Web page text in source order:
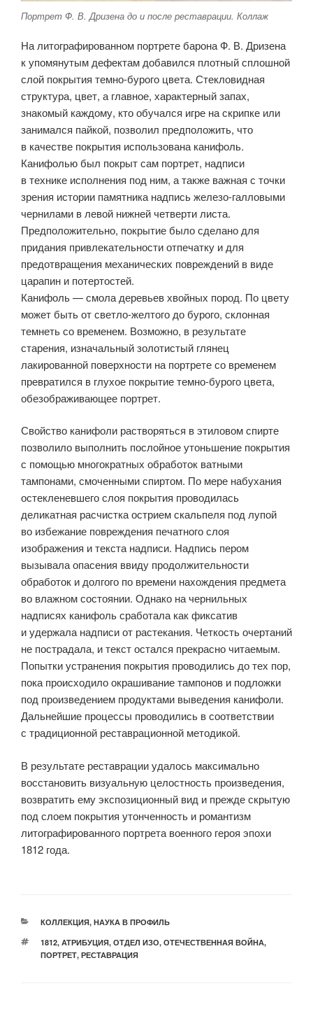
Портрет Ф. В. Дризена до и после реставрации. Коллаж
На литографированном портрете барона Ф. В. Дризена
к упомянутым дефектам добавился плотный сплошной
слой покрытия темно-бурого цвета. Стекловидная
структура, цвет, а главное, характерный запах,
знакомый каждому, кто обучался игре на скрипке или
занимался пайкой, позволил предположить, что
в качестве покрытия использована канифоль.
Канифолью был покрыт сам портрет, надписи
в технике исполнения под ним, а также важная с точки
зрения истории памятника надпись железо-галловыми
чернилами в левой нижней четверти листа.
Предположительно, покрытие было сделано для
придания привлекательности отпечатку и для
предотвращения механических повреждений в виде
царапин и потертостей.
Канифоль — смола деревьев хвойных пород. По цвету
может быть от светло-желтого до бурого, склонная
темнеть со временем. Возможно, в результате
старения, изначальный золотистый глянец
лакированной поверхности на портрете со временем
превратился в глухое покрытие темно-бурого цвета,
обезображивающее портрет.
Свойство канифоли растворяться в этиловом спирте
позволило выполнить послойное утоньшение покрытия
с помощью многократных обработок ватными
тампонами, смоченными спиртом. По мере набухания
остекленевшего слоя покрытия проводилась
деликатная расчистка острием скальпеля под лупой
во избежание повреждения печатного слоя
изображения и текста надписи. Надпись пером
вызывала опасения ввиду продолжительности
обработок и долгого по времени нахождения предмета
во влажном состоянии. Однако на чернильных
надписях канифоль сработала как фиксатив
и удержала надписи от растекания. Четкость очертаний
не пострадала, и текст остался прекрасно читаемым.
Попытки устранения покрытия проводились до тех пор,
пока происходило окрашивание тампонов и подложки
под произведением продуктами выведения канифоли.
Дальнейшие процессы проводились в соответствии
с традиционной реставрационной методикой.
В результате реставрации удалось максимально
восстановить визуальную целостность произведения,
возвратить ему экспозиционный вид и прежде скрытую
под слоем покрытия утонченность и романтизм
литографированного портрета военного героя эпохи
1812 года.
РУБРИКИ
КОЛЛЕКЦИЯ, НАУКА В ПРОФИЛЬ
МЕТКИ
1812, АТРИБУЦИЯ, ОТДЕЛ ИЗО, ОТЕЧЕСТВЕННАЯ ВОЙНА,
ПОРТРЕТ, РЕСТАВРАЦИЯ